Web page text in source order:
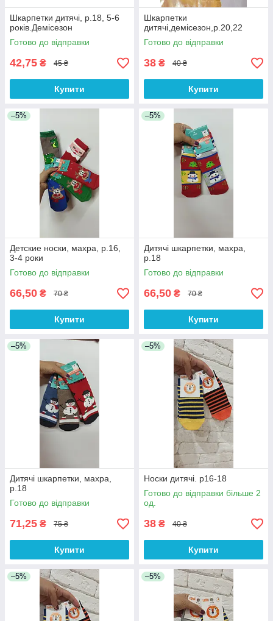
Шкарпетки дитячі, р.18, 5-6
років.Демісезон
Готово до відправки
42,75 ₴ 45 ₴
Купити
Шкарпетки
дитячі,демісезон,р.20,22
Готово до відправки
38 ₴ 40 ₴
Купити
–5%
Детские носки, махра, р.16,
3-4 роки
Готово до відправки
66,50 ₴ 70 ₴
Купити
–5%
Дитячі шкарпетки, махра,
р.18
Готово до відправки
66,50 ₴ 70 ₴
Купити
–5%
Дитячі шкарпетки, махра,
р.18
Готово до відправки
71,25 ₴ 75 ₴
Купити
–5%
Носки дитячі. р16-18
Готово до відправки більше 2
од.
38 ₴ 40 ₴
Купити
–5% –5%